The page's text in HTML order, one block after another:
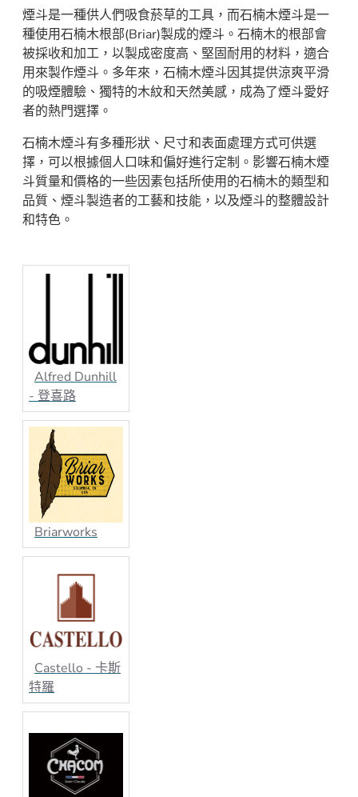
煙斗是一種供人們吸食菸草的工具，而石楠木煙斗是一
種使用石楠木根部(Briar)製成的煙斗。石楠木的根部會
被採收和加工，以製成密度高、堅固耐用的材料，適合
用來製作煙斗。多年來，石楠木煙斗因其提供涼爽平滑
的吸煙體驗、獨特的木紋和天然美感，成為了煙斗愛好
者的熱門選擇。
石楠木煙斗有多種形狀、尺寸和表面處理方式可供選
擇，可以根據個人口味和偏好進行定制。影響石楠木煙
斗質量和價格的一些因素包括所使用的石楠木的類型和
品質、煙斗製造者的工藝和技能，以及煙斗的整體設計
和特色。
1.質地堅硬：石楠木是一種密度高、質地堅硬的木材，
用時比較舒適。
3.吸煙口感好：石楠木材質煙斗吸煙時的口感較為順
滑，且不會影響煙草本身的味道。
4.木紋美觀：石楠木具有美麗的木紋，使煙斗具有天然
的美感，並且每一個石楠木煙斗都具有獨特的外觀。
5.耐高溫：石楠木材質煙斗能夠承受較高的溫度，不易
受損。
總的來說，石楠木材質煙斗以其質地堅硬、輕盈、吸煙
口感好、木紋美觀和耐高溫等特點，成為了煙斗愛好者
喜愛的選擇之一。
Alfred Dunhill
- 登喜路
Briarworks
Castello - 卡斯
特羅